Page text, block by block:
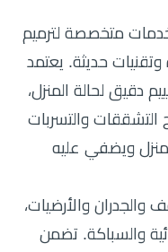
متخصصة لترميم
وتقنيات حديثة. يعتمد
دقيق لحالة المنزل،
التشققات والتسربات
ويضفي عليه
والأرضيات،
والسباكة. تضمن